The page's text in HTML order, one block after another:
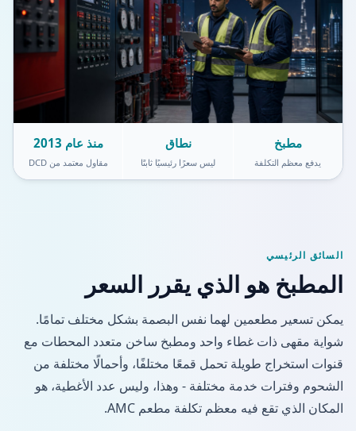
مطبخ
يدفع معظم التكلفة
نطاق
ليس سعرًا رئيسيًا ثابتًا
منذ عام 2013
مقاول معتمد من DCD
السائق الرئيسي
المطبخ هو الذي يقرر السعر
يمكن تسعير مطعمين لهما نفس البصمة بشكل مختلف تمامًا.
شواية مقهى ذات غطاء واحد ومطبخ ساخن متعدد المحطات مع
قنوات استخراج طويلة تحمل قمعًا مختلفًا، وأحمالًا مختلفة من
الشحوم وفترات خدمة مختلفة - وهذا، وليس عدد الأغطية، هو
المكان الذي تقع فيه معظم تكلفة مطعم AMC.